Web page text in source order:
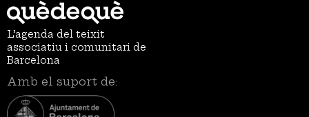
L’agenda del teixit
associatiu i comunitari de
Barcelona
Amb el suport de: